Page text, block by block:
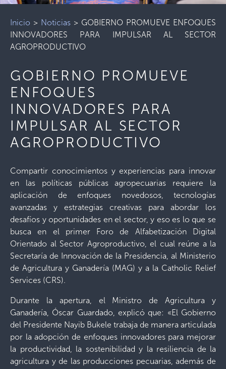
Inicio > Noticias > GOBIERNO PROMUEVE ENFOQUES
INNOVADORES PARA IMPULSAR AL SECTOR
AGROPRODUCTIVO
GOBIERNO PROMUEVE
ENFOQUES
INNOVADORES PARA
IMPULSAR AL SECTOR
AGROPRODUCTIVO
Compartir conocimientos y experiencias para innovar
en las políticas públicas agropecuarias requiere la
aplicación de enfoques novedosos, tecnologías
avanzadas y estrategias creativas para abordar los
desafíos y oportunidades en el sector, y eso es lo que se
busca en el primer Foro de Alfabetización Digital
Orientado al Sector Agroproductivo, el cual reúne a la
Secretaría de Innovación de la Presidencia, al Ministerio
de Agricultura y Ganadería (MAG) y a la Catholic Relief
Services (CRS).
Durante la apertura, el Ministro de Agricultura y
Ganadería, Óscar Guardado, explicó que: «El Gobierno
del Presidente Nayib Bukele trabaja de manera articulada
por la adopción de enfoques innovadores para mejorar
la productividad, la sostenibilidad y la resiliencia de la
agricultura y de las producciones pecuarias, además de